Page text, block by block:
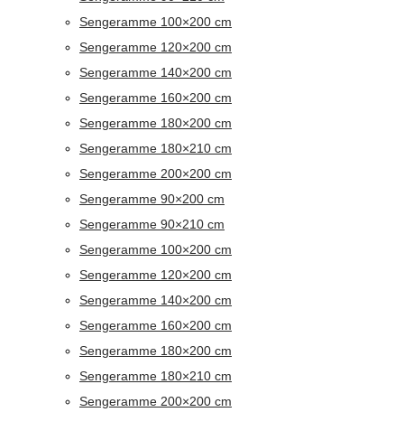
Sengeramme 100×200 cm
Sengeramme 120×200 cm
Sengeramme 140×200 cm
Sengeramme 160×200 cm
Sengeramme 180×200 cm
Sengeramme 180×210 cm
Sengeramme 200×200 cm
Sengeramme 90×200 cm
Sengeramme 90×210 cm
Sengeramme 100×200 cm
Sengeramme 120×200 cm
Sengeramme 140×200 cm
Sengeramme 160×200 cm
Sengeramme 180×200 cm
Sengeramme 180×210 cm
Sengeramme 200×200 cm